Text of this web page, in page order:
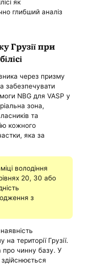
як
глибший аналіз
Грузії при
через призму
забезпечувати
NBG для VASP у
зона,
та
кожного
яка за
володіння
20, 30 або
з
території Грузії.
чинну базу. У